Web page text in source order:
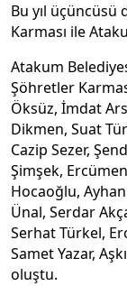
Bu yıl
Karması ile
Atakum
Şöhretler
Öksüz, İmdat
Dikmen, Suat
Cazip Sezer,
Şimşek,
Hocaoğlu,
Ünal, Serdar
Serhat Türkel,
Samet Yazar,
oluştu.